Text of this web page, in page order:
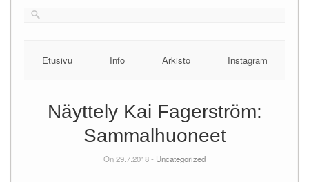
Etusivu Info Arkisto Instagram
Näyttely Kai Fagerström:
Sammalhuoneet
On 29.7.2018 - Uncategorized